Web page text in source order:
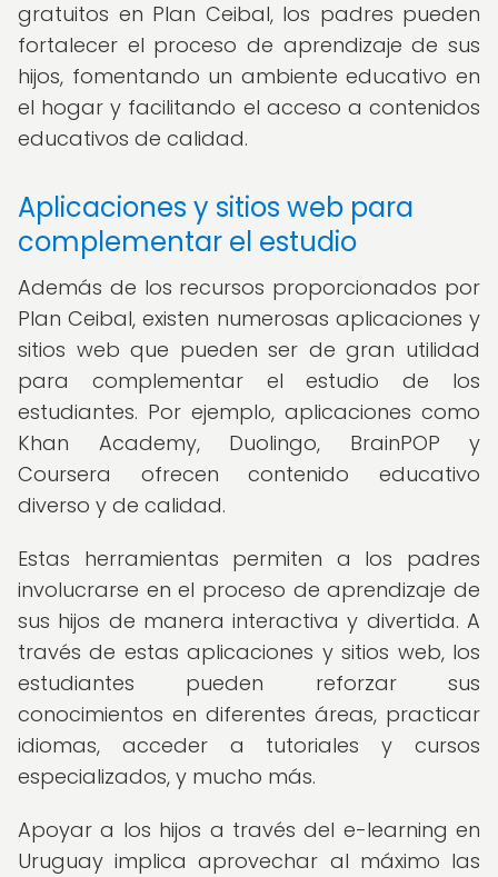
gratuitos en Plan Ceibal, los padres pueden
fortalecer el proceso de aprendizaje de sus
hijos, fomentando un ambiente educativo en
el hogar y facilitando el acceso a contenidos
educativos de calidad.
Aplicaciones y sitios web para
complementar el estudio
Además de los recursos proporcionados por
Plan Ceibal, existen numerosas aplicaciones y
sitios web que pueden ser de gran utilidad
para complementar el estudio de los
estudiantes. Por ejemplo, aplicaciones como
Khan Academy, Duolingo, BrainPOP y
Coursera ofrecen contenido educativo
diverso y de calidad.
Estas herramientas permiten a los padres
involucrarse en el proceso de aprendizaje de
sus hijos de manera interactiva y divertida. A
través de estas aplicaciones y sitios web, los
estudiantes pueden reforzar sus
conocimientos en diferentes áreas, practicar
idiomas, acceder a tutoriales y cursos
especializados, y mucho más.
Apoyar a los hijos a través del e-learning en
Uruguay implica aprovechar al máximo las